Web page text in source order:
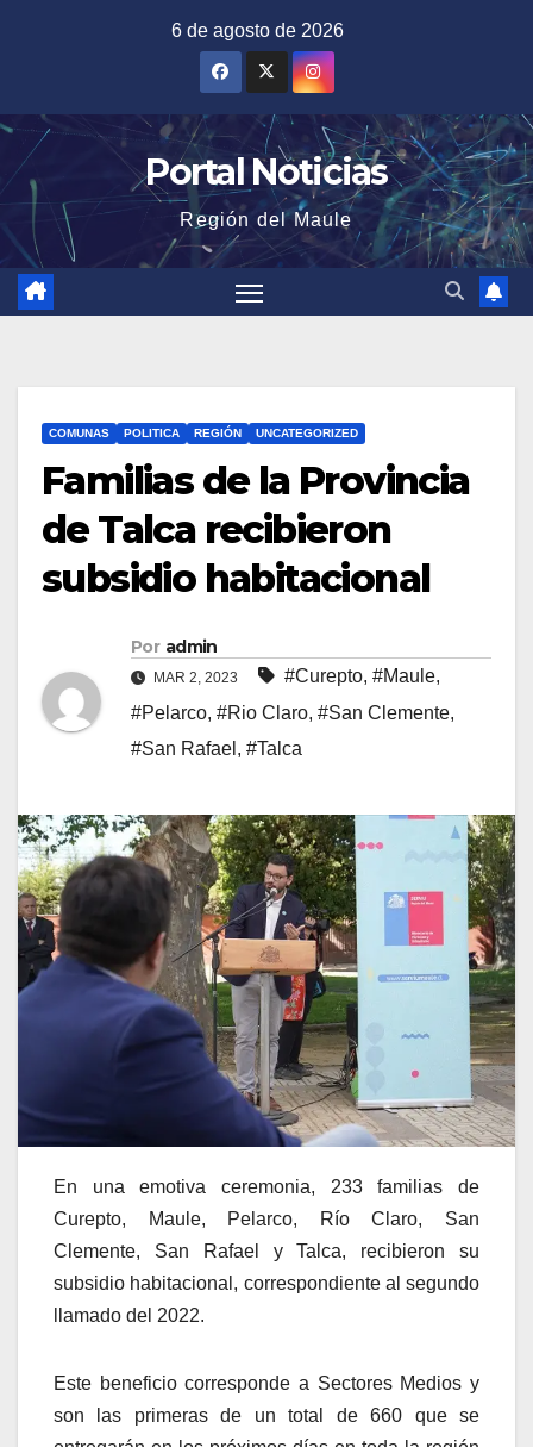
6 de agosto de 2026
Portal Noticias
Región del Maule
COMUNAS POLITICA REGIÓN UNCATEGORIZED
Familias de la Provincia
de Talca recibieron
subsidio habitacional
Por admin
MAR 2, 2023 #Curepto, #Maule,
#Pelarco, #Rio Claro, #San Clemente,
#San Rafael , #Talca
En una emotiva ceremonia, 233 familias de
Curepto, Maule, Pelarco, Río Claro, San
Clemente, San Rafael y Talca, recibieron su
subsidio habitacional, correspondiente al segundo
llamado del 2022.
Este beneficio corresponde a Sectores Medios y
son las primeras de un total de 660 que se